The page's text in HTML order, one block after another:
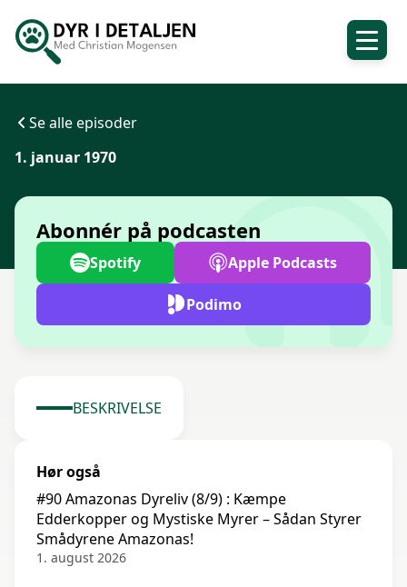
Se alle episoder
1. januar 1970
Abonnér på podcasten
Spotify Apple Podcasts
Podimo
BESKRIVELSE
Hør også
#90 Amazonas Dyreliv (8/9) : Kæmpe
Edderkopper og Mystiske Myrer – Sådan Styrer
Smådyrene Amazonas!
1. august 2026